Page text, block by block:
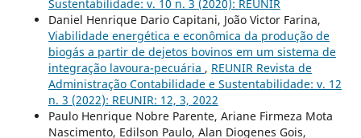
Sustentabilidade: v. 10 n. 3 (2020): REUNIR
Daniel Henrique Dario Capitani, João Victor Farina,
Viabilidade energética e econômica da produção de
biogás a partir de dejetos bovinos em um sistema de
integração lavoura-pecuária , REUNIR Revista de
Administração Contabilidade e Sustentabilidade: v. 12
n. 3 (2022): REUNIR: 12, 3, 2022
Paulo Henrique Nobre Parente, Ariane Firmeza Mota
Nascimento, Edilson Paulo, Alan Diogenes Gois,